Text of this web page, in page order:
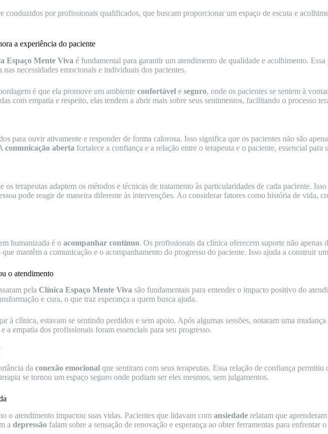
conduzidos por profissionais qualificados, que buscam proporcionar um espaço de escuta e
a experiência do paciente
Espaço Mente Viva é fundamental para garantir um atendimento de qualidade e acolhimento.
necessidades emocionais e individuais dos pacientes.
é que ela promove um ambiente confortável e seguro, onde os pacientes se sentem à
com empatia e respeito, elas tendem a abrir mais sobre seus sentimentos, facilitando o processo
para ouvir ativamente e responder de forma calorosa. Isso significa que os pacientes não são
comunicação aberta fortalece a confiança e a relação entre o terapeuta e o paciente, essencial para
terapeutas adaptem os métodos e técnicas de tratamento às particularidades de cada paciente.
pode reagir de maneira diferente às intervenções. Ao considerar fatores como história de vida,
humanizada é o acompanhar contínuo. Os profissionais da clínica oferecem suporte não apenas
mantêm a comunicação e o acompanhamento do progresso do paciente. Isso ajuda a construir
o atendimento
pela Clínica Espaço Mente Viva são fundamentais para entender o impacto positivo do
e cura, o que traz esperança a quem busca ajuda.
à clínica, estavam se sentindo perdidos e sem apoio. Após algumas sessões, notaram uma
e a empatia dos profissionais foram essenciais para seu progresso.
da conexão emocional que sentiram com seus terapeutas. Essa relação de confiança permitiu
se tornou um espaço seguro onde podiam ser eles mesmos, sem julgamentos.
o atendimento impactou suas vidas. Pacientes que lidavam com ansiedade relatam que
a depressão falam sobre a sensação de renovação e esperança ao obter ferramentas para enfrentar